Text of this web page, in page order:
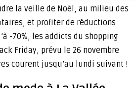
la veille de Noël, au milieu des
et profiter de réductions
-70%, les addicts du shopping
Friday, prévu le 26 novembre
courent jusqu’au lundi suivant !